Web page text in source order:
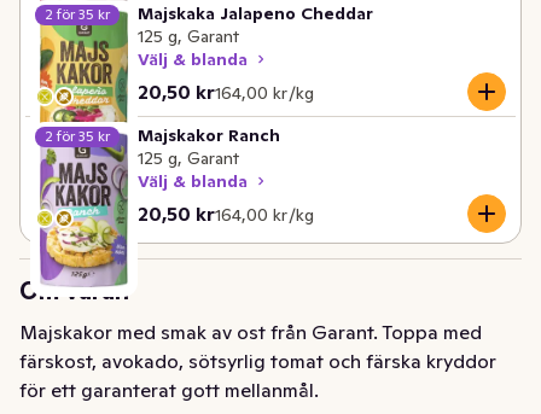
2 för 35 kr
Majskaka Jalapeno Cheddar
125 g, Garant
Välj & blanda
20,50 kr
Nuvarande pris är: 20,50 kr
164,00 kr /kg
Styckpris: 164,00 kr /kg
2 för 35 kr
Majskakor Ranch
125 g, Garant
Välj & blanda
20,50 kr
Nuvarande pris är: 20,50 kr
164,00 kr /kg
Styckpris: 164,00 kr /kg
Om varan
Majskakor med smak av ost från Garant. Toppa med
färskost, avokado, sötsyrlig tomat och färska kryddor
för ett garanterat gott mellanmål.